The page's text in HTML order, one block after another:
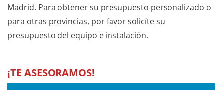
Madrid. Para obtener su presupuesto personalizado o
para otras provincias, por favor solicíte su
presupuesto del equipo e instalación.
¡TE ASESORAMOS!